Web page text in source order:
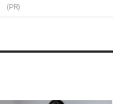
(PR)